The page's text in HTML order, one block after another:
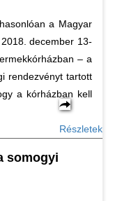
a Magyar
december 13-
– a
rendezvényt tartott
a kórházban kell
Részletek
somogyi